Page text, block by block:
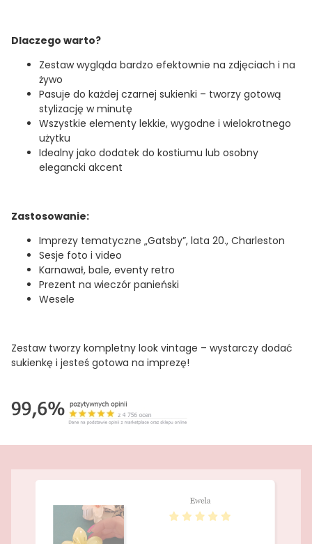
Dlaczego warto?
Zestaw wygląda bardzo efektownie na zdjęciach i na
żywo
Pasuje do każdej czarnej sukienki – tworzy gotową
stylizację w minutę
Wszystkie elementy lekkie, wygodne i wielokrotnego
użytku
Idealny jako dodatek do kostiumu lub osobny
elegancki akcent
Zastosowanie:
Imprezy tematyczne „Gatsby”, lata 20., Charleston
Sesje foto i video
Karnawał, bale, eventy retro
Prezent na wieczór panieński
Wesele
Zestaw tworzy kompletny look vintage – wystarczy dodać
sukienkę i jesteś gotowa na imprezę!